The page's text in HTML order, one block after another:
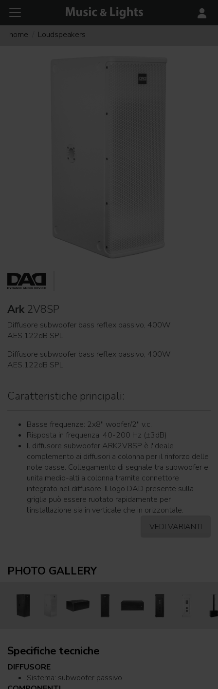
home Loudspeakers
Ark 2V8SP
Diffusore subwoofer bass reflex passivo, 400W
AES,122dB SPL
Diffusore subwoofer bass reflex passivo, 400W
AES,122dB SPL
Caratteristiche principali:
Basse frequenze: 2x8'' woofer/2'' v.c.
Risposta in frequenza: 40-200 Hz (±3dB)
Il diffusore subwoofer ARK2V8SP è l'ideale
complemento ai diffusori a colonna per il rinforzo delle
note basse. Collegamento di segnale tra subwoofer e
unita medio-alti a colonna tramite connettore
integrato nel diffusore. Il logo DAD presente sulla
griglia può essere ruotato rapidamente per
l'installazione sia in verticale che in orizzontale.
VEDI VARIANTI
PHOTO GALLERY
Specifiche tecniche
DIFFUSORE
Sistema: subwoofer passivo